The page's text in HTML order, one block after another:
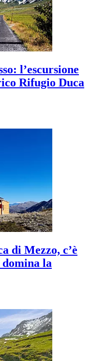
l’escursione
Rifugio Duca
di Mezzo, c’è
la